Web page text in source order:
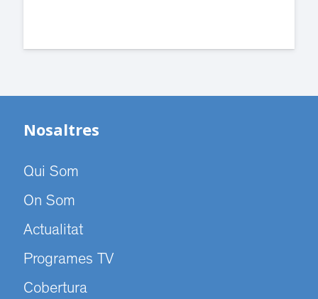
Nosaltres
Qui Som
On Som
Actualitat
Programes TV
Cobertura